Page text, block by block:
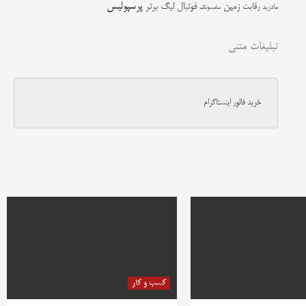
مادرید رقابت زمین سامسونگ فوتبال لیگ برتر پرسپولیس
تبلیغات متنی
خرید فالور اینستاگرام
کسب و کار